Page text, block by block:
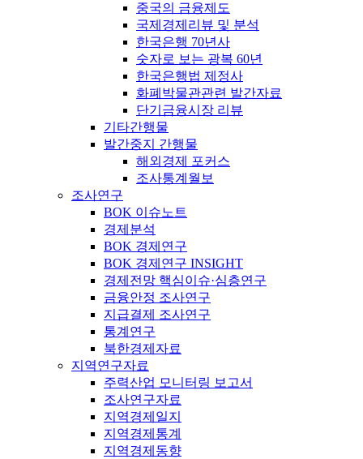
중국의 금융제도
국제경제리뷰 및 분석
한국은행 70년사
숫자로 보는 광복 60년
한국은행법 제정사
화폐박물관관련 발간자료
단기금융시장 리뷰
기타간행물
발간중지 간행물
해외경제 포커스
조사통계월보
조사연구
BOK 이슈노트
경제분석
BOK 경제연구
BOK 경제연구 INSIGHT
경제전망 핵심이슈·심층연구
금융안정 조사연구
지급결제 조사연구
통계연구
북한경제자료
지역연구자료
주력산업 모니터링 보고서
조사연구자료
지역경제일지
지역경제통계
지역경제동향